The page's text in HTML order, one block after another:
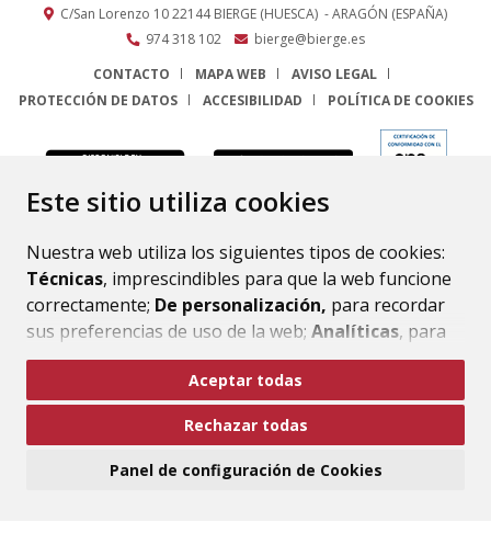
Este sitio utiliza cookies
Nuestra web utiliza los siguientes tipos de cookies:
Técnicas, imprescindibles para que la web funcione
correctamente; De personalización, para recordar
sus preferencias de uso de la web; Analíticas, para
mejorar el funcionamiento de la web y sus servicios.
Si acepta pulsando el botón“Aceptar todas”
consideramos que acepta su uso. Si pulsa el botón
ninguna acción, se guardarán las cookies técnicas
Aceptar todas
Rechazar todas
Panel de configuración de Cookies
C/San Lorenzo 1022144 BIERGE (HUESCA) - ARAGÓN (ESPAÑA)
974 318 102
bierge@bierge.es
CONTACTO
MAPA WEB
AVISO LEGAL
PROTECCIÓN DE DATOS
ACCESIBILIDAD POLÍTICA DE COOKIES